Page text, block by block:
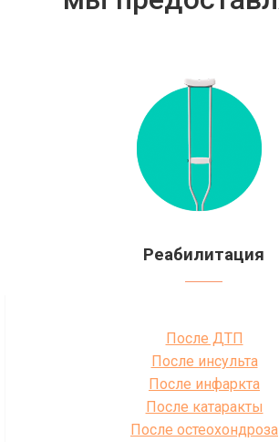
Реабилитация
После ДТП
После инсульта
После инфаркта
После катаракты
После остеохондроза